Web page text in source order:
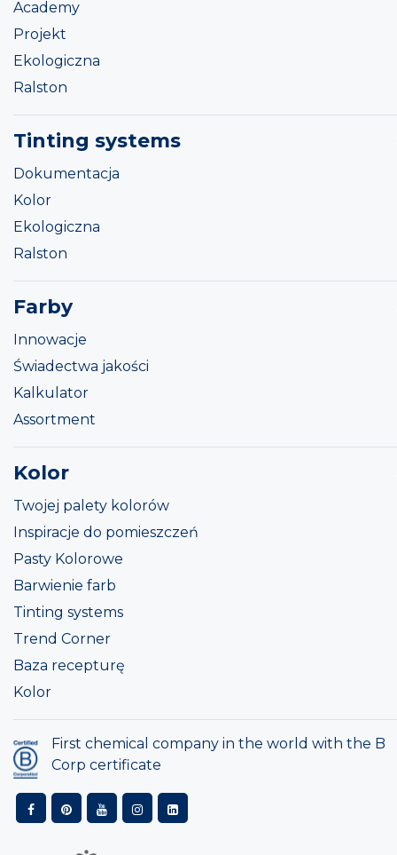
Academy
Projekt
Ekologiczna
Ralston
Tinting systems
Dokumentacja
Kolor
Ekologiczna
Ralston
Farby
Innowacje
Świadectwa jakości
Kalkulator
Assortment
Kolor
Twojej palety kolorów
Inspiracje do pomieszczeń
Pasty Kolorowe
Barwienie farb
Tinting systems
Trend Corner
Baza recepturę
Kolor
First chemical company in the world with the B
Corp certificate